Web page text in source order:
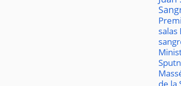
salas